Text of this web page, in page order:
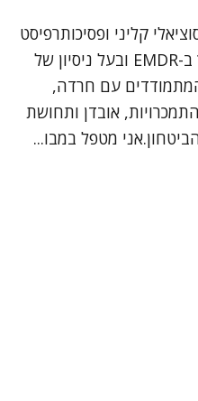
קליני ופסיכותרפיסט
בגישה דינאמית , מטפל מוסמך ב-EMDR ובעל ניסיון של
עם חרדה,
אובדן ותחושת
מטפל במבו...